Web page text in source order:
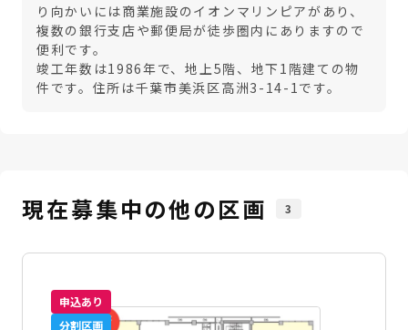
り向かいには商業施設のイオンマリンピアがあり、
複数の銀行支店や郵便局が徒歩圏内にありますので
便利です。
竣工年数は1986年で、地上5階、地下1階建ての物
件です。住所は千葉市美浜区高洲3-14-1です。
現在募集中の他の区画 3
申込あり
分割区画